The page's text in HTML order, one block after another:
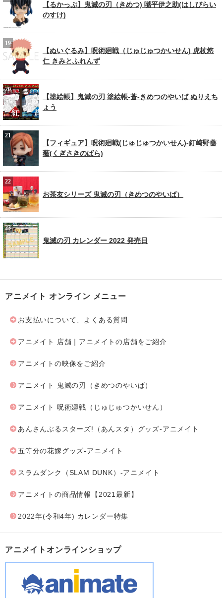
【るかっぷ】鬼滅の刃（きめつ) 嘴平伊之助(はしびらい
のすけ)
【ぬいぐるみ】呪術廻戦（じゅじゅつかいせん) 虎杖悠
仁 きみとふれんず
【塗絵帳】鬼滅の刃 塗絵帳-蒼-きめつのやいば ぬりえち
ょう
【フィギュア】呪術廻戦(じゅじゅつかいせん)-釘崎野薔
薇(くぎさきのばら)
お茶友シリーズ 鬼滅の刃（きめつのやいば）
鬼滅の刃 カレンダー 2022 発売日
アニメイト オンライン メニュー
お支払いについて、よくある質問
アニメイト 店舗｜アニメイトの店舗をご紹介
アニメイトの映像をご紹介
アニメイト 鬼滅の刃（きめつのやいば）
アニメイト 呪術廻戦（じゅじゅつかいせん）
あんさんぶるスターズ!（あんスタ）グッズ-アニメイト
五等分の花嫁グッズ-アニメイト
スラムダンク（SLAM DUNK）-アニメイト
アニメイトの商品情報【2021最新】
2022年(令和4年) カレンダー特集
アニメイトオンラインショップ